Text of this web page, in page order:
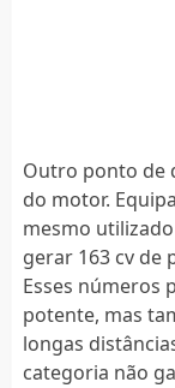
Outro ponto de
do motor.
mesmo
gerar 163 cv de
Esses números
potente, mas
longas
categoria não